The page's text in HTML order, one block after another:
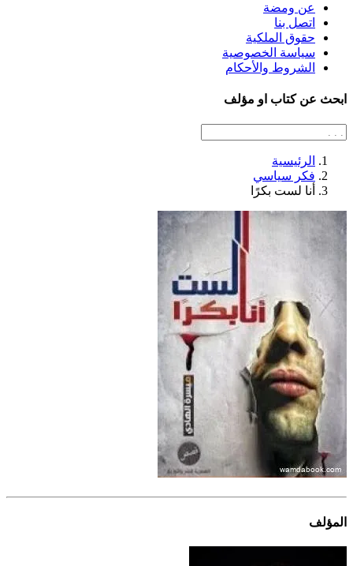
عن ومضة
اتصل بنا
حقوق الملكية
سياسة الخصوصية
الشروط والأحكام
ابحث عن كتاب او مؤلف
الرئيسية
فكر سياسي
أنا لست بكرًا
المؤلف